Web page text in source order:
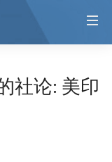
社论: 美印